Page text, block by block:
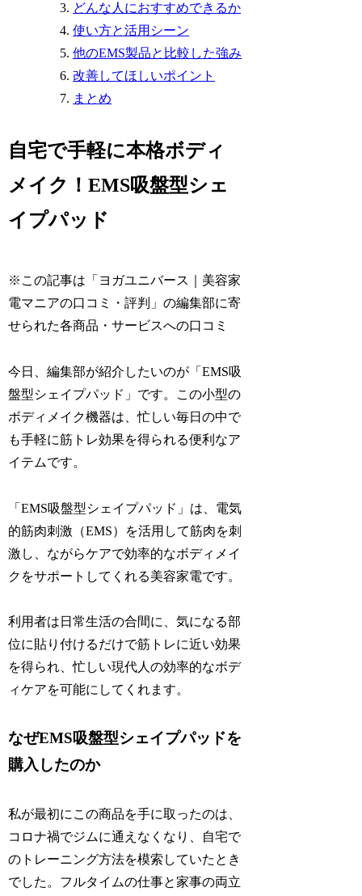
どんな人におすすめできるか
使い方と活用シーン
他のEMS製品と比較した強み
改善してほしいポイント
まとめ
自宅で手軽に本格ボディ
メイク！EMS吸盤型シェ
イプパッド
※この記事は「ヨガユニバース｜美容家
電マニアの口コミ・評判」の編集部に寄
せられた各商品・サービスへの口コミ
今日、編集部が紹介したいのが「EMS吸
盤型シェイプパッド」です。この小型の
ボディメイク機器は、忙しい毎日の中で
も手軽に筋トレ効果を得られる便利なア
イテムです。
「EMS吸盤型シェイプパッド」は、電気
的筋肉刺激（EMS）を活用して筋肉を刺
激し、ながらケアで効率的なボディメイ
クをサポートしてくれる美容家電です。
利用者は日常生活の合間に、気になる部
位に貼り付けるだけで筋トレに近い効果
を得られ、忙しい現代人の効率的なボデ
ィケアを可能にしてくれます。
なぜEMS吸盤型シェイプパッドを
購入したのか
私が最初にこの商品を手に取ったのは、
コロナ禍でジムに通えなくなり、自宅で
のトレーニング方法を模索していたとき
でした。フルタイムの仕事と家事の両立